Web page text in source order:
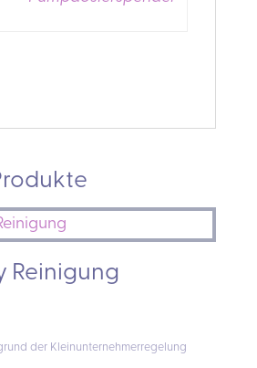
Reinigung
der Kleinunternehmerregelung